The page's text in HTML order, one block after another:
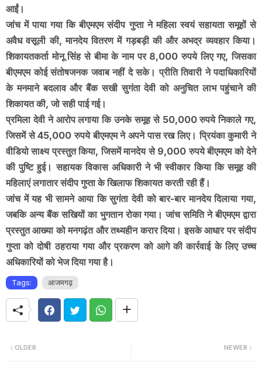
आईं।
जांच में पाया गया कि बीएमएम संदीप गुप्ता ने महिला स्वयं सहायता समूहों से
अवैध वसूली की, मानदेय वितरण में गड़बड़ी की और अभद्र व्यवहार किया।
शिकायतकर्ता मोनू सिंह से बीमा के नाम पर 8,000 रुपये लिए गए, जिसका
बीएमएम कोई संतोषजनक जवाब नहीं दे सके। प्रीति तिवारी ने पदाधिकारियों
के मनमाने बदलाव और बैंक सखी सुगंता देवी को अनुचित लाभ पहुंचाने की
शिकायत की, जो सही पाई गई।
प्रमिला देवी ने आरोप लगाया कि उनके समूह से 50,000 रुपये निकाले गए,
जिसमें से 45,000 रुपये बीएमएम ने अपने पास रख लिए। प्रियंका कुमारी ने
वीडियो साक्ष्य प्रस्तुत किया, जिसमें मानदेय से 9,000 रुपये बीएमएम को देने
की पुष्टि हुई। सहायक विकास अधिकारी ने भी स्वीकार किया कि समूह की
महिलाएं लगातार संदीप गुप्ता के खिलाफ शिकायत करती रही हैं।
जांच में यह भी सामने आया कि सुगंता देवी को बार-बार मानदेय दिलाया गया,
जबकि अन्य बैंक सखियों का भुगतान रोका गया। जांच समिति ने बीएमएम द्वारा
प्रस्तुत आख्या को मनगढ़ंत और तथ्यहीन करार दिया। इसके आधार पर संदीप
गुप्ता को दोषी ठहराया गया और प्रकरण को आगे की कार्रवाई के लिए उच्च
अधिकारियों को भेज दिया गया है।
Tags: आजमगढ़
NEWER
OLDER